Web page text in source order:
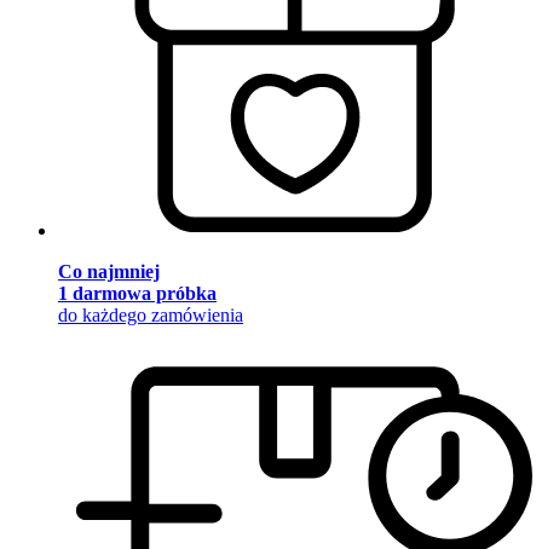
Co najmniej
1 darmowa próbka
do każdego zamówienia